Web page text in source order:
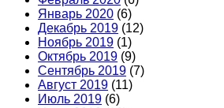
Январь 2020 (6)
Декабрь 2019 (12)
Ноябрь 2019 (1)
Октябрь 2019 (9)
Сентябрь 2019 (7)
Август 2019 (11)
Июль 2019 (6)